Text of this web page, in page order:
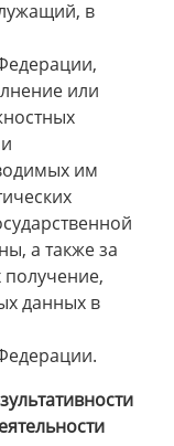
в
или
им
а также за
данных в